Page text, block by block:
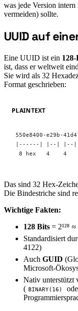
was jede Version
vermeiden) sollte.
#
UUID auf
Eine UUID ist ein
ist, dass er weltweit
Sie wird als 32
Format geschrieben:
PLAINTEXT
550e8400-e29b-
|------| |--| |--
8 hex   4    4
Das sind 32 Hex-
Die Bindestriche sind
Wichtige Fakten:
128 Bits = 2¹²⁸
Standardisiert
4122)
Auch GUID
Microsoft-
Nativ unterstützt
( BINARY(16)